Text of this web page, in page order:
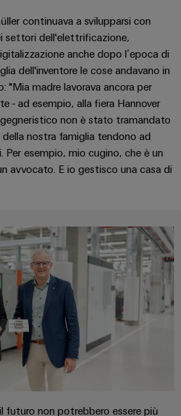
continuava a svilupparsi con
settori dell'elettrificazione,
anche dopo l’epoca di
dell'inventore le cose andavano in
"Mia madre lavorava ancora per
- ad esempio, alla fiera Hannover
non è stato tramandato
della nostra famiglia tendono ad
esempio, mio cugino, che è un
avvocato. E io gestisco una casa di
futuro non potrebbero essere più